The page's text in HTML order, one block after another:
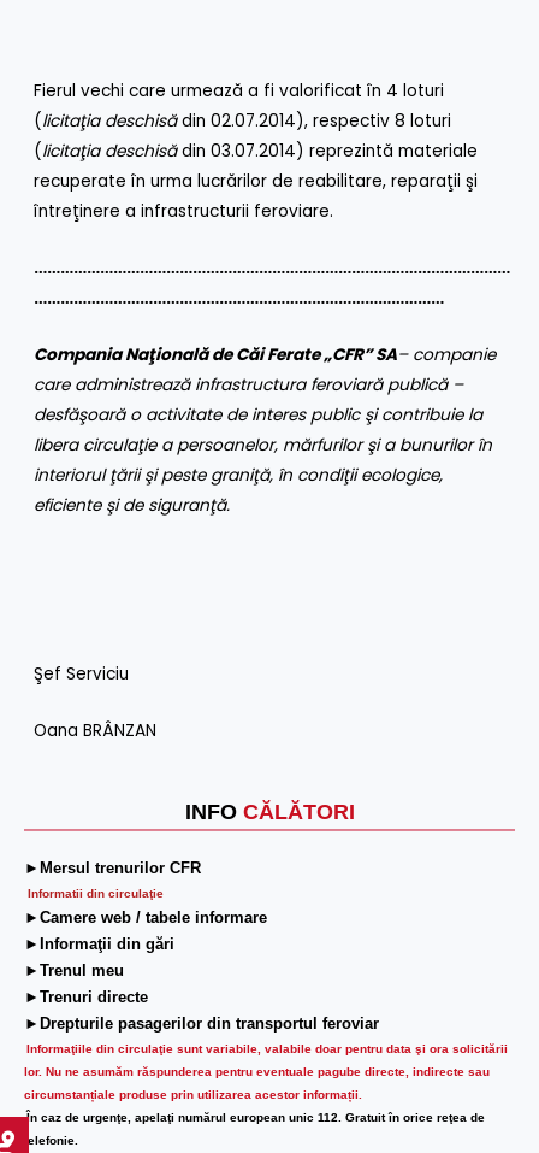
INFO CĂLĂTORI
►Mersul trenurilor CFR
Informatii din circulaţie
►Camere web / tabele informare
►Informaţii din gări
►Trenul meu
►Trenuri directe
►Drepturile pasagerilor din transportul feroviar
Informaţiile din circulaţie sunt variabile, valabile doar pentru data şi ora solicitării
lor. Nu ne asumăm răspunderea pentru eventuale pagube directe, indirecte sau
circumstanțiale produse prin utilizarea acestor informații.
În caz de urgenţe, apelaţi numărul european unic 112. Gratuit în orice reţea de
telefonie.
Fierul vechi care urmează a fi valorificat în 4 loturi
(licitaţia deschisădin 02.07.2014), respectiv 8 loturi
(licitaţia deschisădin 03.07.2014) reprezintă materiale
recuperate în urma lucrărilor de reabilitare, reparaţii şi
întreţinere a infrastructurii feroviare.
………………………………………………………………………………………………
…………………………………………………………………………………
Compania Naţională de Căi Ferate „CFR” SA– companie
care administrează infrastructura feroviară publică –
desfăşoară o activitate de interes public şi contribuie la
libera circulaţie a persoanelor, mărfurilor şi a bunurilor în
interiorul ţării şi peste graniţă, în condiţii ecologice,
eficiente şi de siguranţă.
Şef Serviciu
Oana BRÂNZAN